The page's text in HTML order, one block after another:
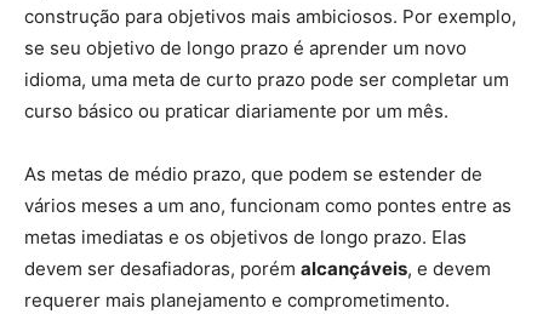
construção para objetivos mais ambiciosos. Por exemplo,
se seu objetivo de longo prazo é aprender um novo
idioma, uma meta de curto prazo pode ser completar um
curso básico ou praticar diariamente por um mês.
As metas de médio prazo, que podem se estender de
vários meses a um ano, funcionam como pontes entre as
metas imediatas e os objetivos de longo prazo. Elas
devem ser desafiadoras, porém alcançáveis, e devem
requerer mais planejamento e comprometimento.